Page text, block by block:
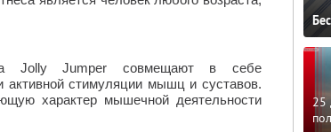
Jolly Jumper совмещают в себе
активной стимуляции мышц и суставов.
характер мышечной деятельности
25